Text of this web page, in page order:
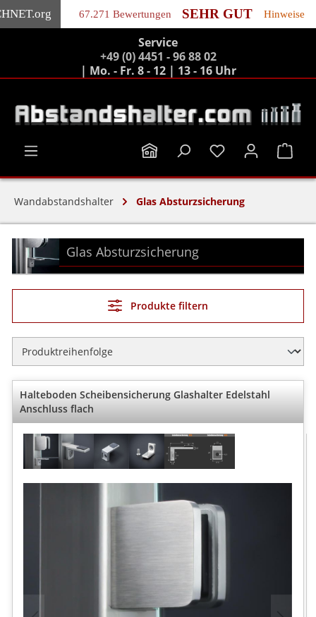
.org 67.271 Bewertungen SEHR GUT Hinweise
Zum Hauptinhalt springenService
+49 (0) 4451 - 96 88 02
| Mo. - Fr. 8 - 12 | 13 - 16 Uhr
Wandabstandshalter Glas Absturzsicherung
Glas Absturzsicherung
Produkte filtern
Halteboden Scheibensicherung Glashalter Edelstahl
Anschluss flach